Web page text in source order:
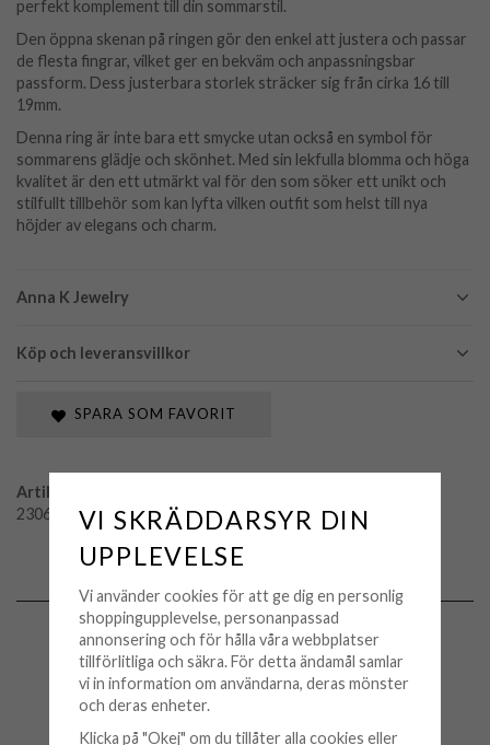
Anna K Jewelry
Köp och leveransvillkor
perfekt komplement till din sommarstil.
Den öppna skenan på ringen gör den enkel att justera och passar
de flesta fingrar, vilket ger en bekväm och anpassningsbar
passform. Dess justerbara storlek sträcker sig från cirka 16 till
19mm.
Denna ring är inte bara ett smycke utan också en symbol för
sommarens glädje och skönhet. Med sin lekfulla blomma och höga
kvalitet är den ett utmärkt val för den som söker ett unikt och
stilfullt tillbehör som kan lyfta vilken outfit som helst till nya
höjder av elegans och charm.
SPARA SOM FAVORIT
Artikelnummer:
23062617
MATCHA MED
KAMPANJ
VI SKRÄDDARSYR DIN
UPPLEVELSE
Vi använder cookies för att ge dig en personlig
shoppingupplevelse, personanpassad
annonsering och för hålla våra webbplatser
tillförlitliga och säkra. För detta ändamål samlar
vi in information om användarna, deras mönster
och deras enheter.
Klicka på "Okej" om du tillåter alla cookies eller